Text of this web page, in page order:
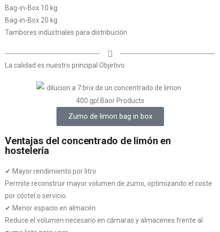
Bag-in-Box 10 kg
Bag-in-Box 20 kg
Tambores industriales para distribución
La calidad es nuestro principal Objetivo
Zumo de limon bag in box
Ventajas del concentrado de limón en
hostelería
✔ Mayor rendimiento por litro
Permite reconstruir mayor volumen de zumo, optimizando el coste
por cóctel o servicio.
✔ Menor espacio en almacén
Reduce el volumen necesario en cámaras y almacenes frente al